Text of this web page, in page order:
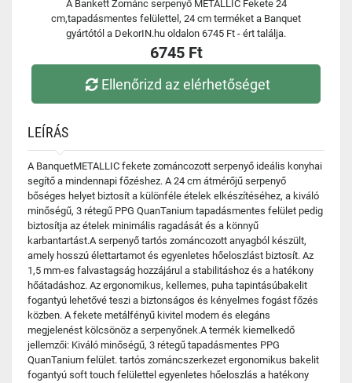
A Bankett Zománc serpenyő METALLIC Fekete 24
cm,tapadásmentes felülettel, 24 cm terméket a Banquet
gyártótól a DekorIN.hu oldalon 6745 Ft - ért találja.
6745 Ft
Ellenőrizd az elérhetőséget
LEÍRÁS
A BanquetMETALLIC fekete zománcozott serpenyő ideális konyhai
segítő a mindennapi főzéshez. A 24 cm átmérőjű serpenyő
bőséges helyet biztosít a különféle ételek elkészítéséhez, a kiváló
minőségű, 3 rétegű PPG QuanTanium tapadásmentes felület pedig
biztosítja az ételek minimális ragadását és a könnyű
karbantartást.A serpenyő tartós zománcozott anyagból készült,
amely hosszú élettartamot és egyenletes hőeloszlást biztosít. Az
1,5 mm-es falvastagság hozzájárul a stabilitáshoz és a hatékony
hőátadáshoz. Az ergonomikus, kellemes, puha tapintásúbakelit
fogantyú lehetővé teszi a biztonságos és kényelmes fogást főzés
közben. A fekete metálfényű kivitel modern és elegáns
megjelenést kölcsönöz a serpenyőnek.A termék kiemelkedő
jellemzői: Kiváló minőségű, 3 rétegű tapadásmentes PPG
QuanTanium felület. tartós zománcszerkezet ergonomikus bakelit
fogantyú soft touch felülettel egyenletes hőeloszlás a hatékony